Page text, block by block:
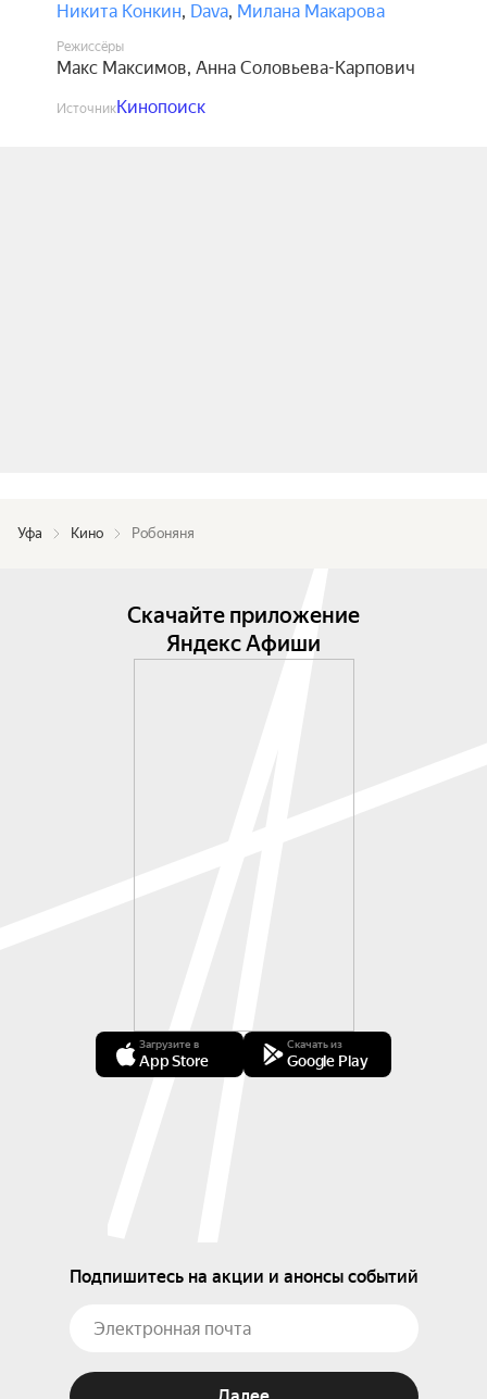
Никита Конкин, Dava, Милана Макарова
Режиссёры
Макс Максимов, Анна Соловьева-Карпович
ИсточникКинопоиск
Уфа Кино Робоняня
Скачайте приложение
Яндекс Афиши
Загрузите в
App Store
Скачать из
Google Play
Подпишитесь на акции и анонсы событий